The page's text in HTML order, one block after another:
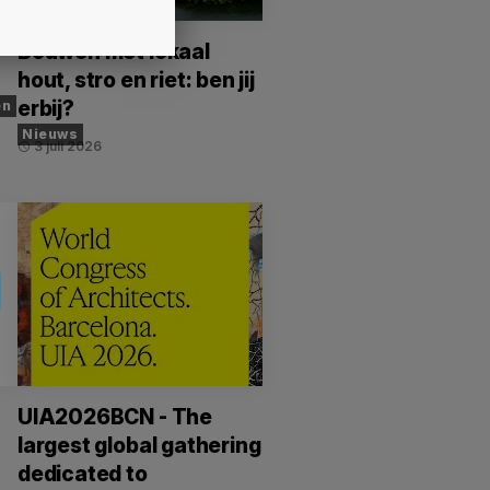
Bouwen met lokaal
hout, stro en riet: ben jij
erbij?
Nieuws
schedule3 juli 2026
UIA2026BCN - The
largest global gathering
dedicated to